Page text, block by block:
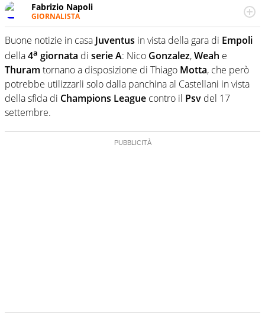
Fabrizio Napoli
GIORNALISTA
Giornalista professionista, per Virgilio Sport segue anche
il calcio ma è con la pallanuoto che esalta competenze e
passioni. Cura la comunicazione di HaBaWaBa, il più
grande festival di waterpolo per bambini al mondo
Buone notizie in casa Juventus in vista della gara di Empoli
della4a giornata di serie A: Nico Gonzalez,Weah e
Thuram tornano a disposizione di Thiago Motta, che però
potrebbe utilizzarli solo dalla panchina al Castellani in vista
della sfida di Champions League contro il Psv del 17
settembre.